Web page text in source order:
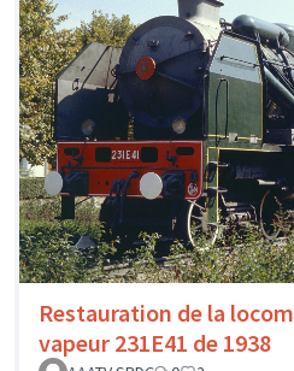
Restauration de la
vapeur 231E41 de 1938